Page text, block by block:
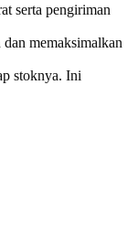
serta pengiriman
memaksimalkan
stoknya. Ini